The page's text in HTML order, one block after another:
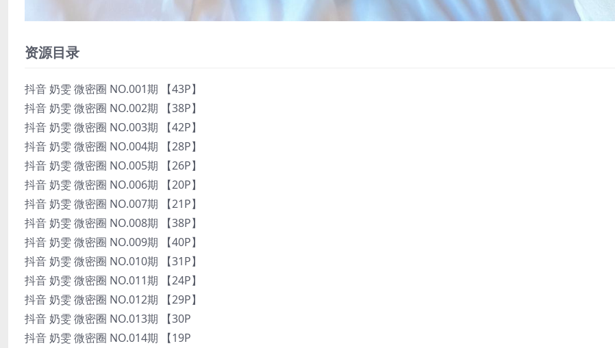
资源目录
抖音 奶雯 微密圈 NO.001期 【43P】
抖音 奶雯 微密圈 NO.002期 【38P】
抖音 奶雯 微密圈 NO.003期 【42P】
抖音 奶雯 微密圈 NO.004期 【28P】
抖音 奶雯 微密圈 NO.005期 【26P】
抖音 奶雯 微密圈 NO.006期 【20P】
抖音 奶雯 微密圈 NO.007期 【21P】
抖音 奶雯 微密圈 NO.008期 【38P】
抖音 奶雯 微密圈 NO.009期 【40P】
抖音 奶雯 微密圈 NO.010期 【31P】
抖音 奶雯 微密圈 NO.011期 【24P】
抖音 奶雯 微密圈 NO.012期 【29P】
抖音 奶雯 微密圈 NO.013期 【30P
抖音 奶雯 微密圈 NO.014期 【19P